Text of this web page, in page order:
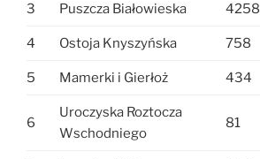
3 Puszcza Białowieska 4258
4 Ostoja Knyszyńska 758
5 Mamerki i Gierłoż 434
6
Uroczyska Roztocza
Wschodniego
81